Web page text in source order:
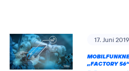
17. Juni 2019
„FACTORY